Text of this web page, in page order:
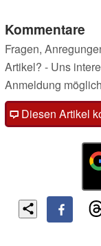
Kommentare
Fragen,
Artikel? - Uns
Anmeldung
Diesen Artikel